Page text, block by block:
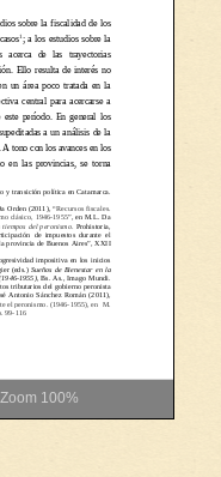
Zoom 100%